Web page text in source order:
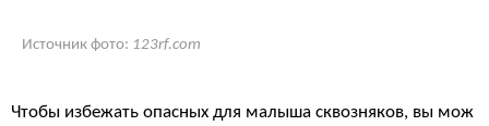
Источник фото: 123rf.com
Чтобы избежать опасных для малыша сквозняков, вы мож